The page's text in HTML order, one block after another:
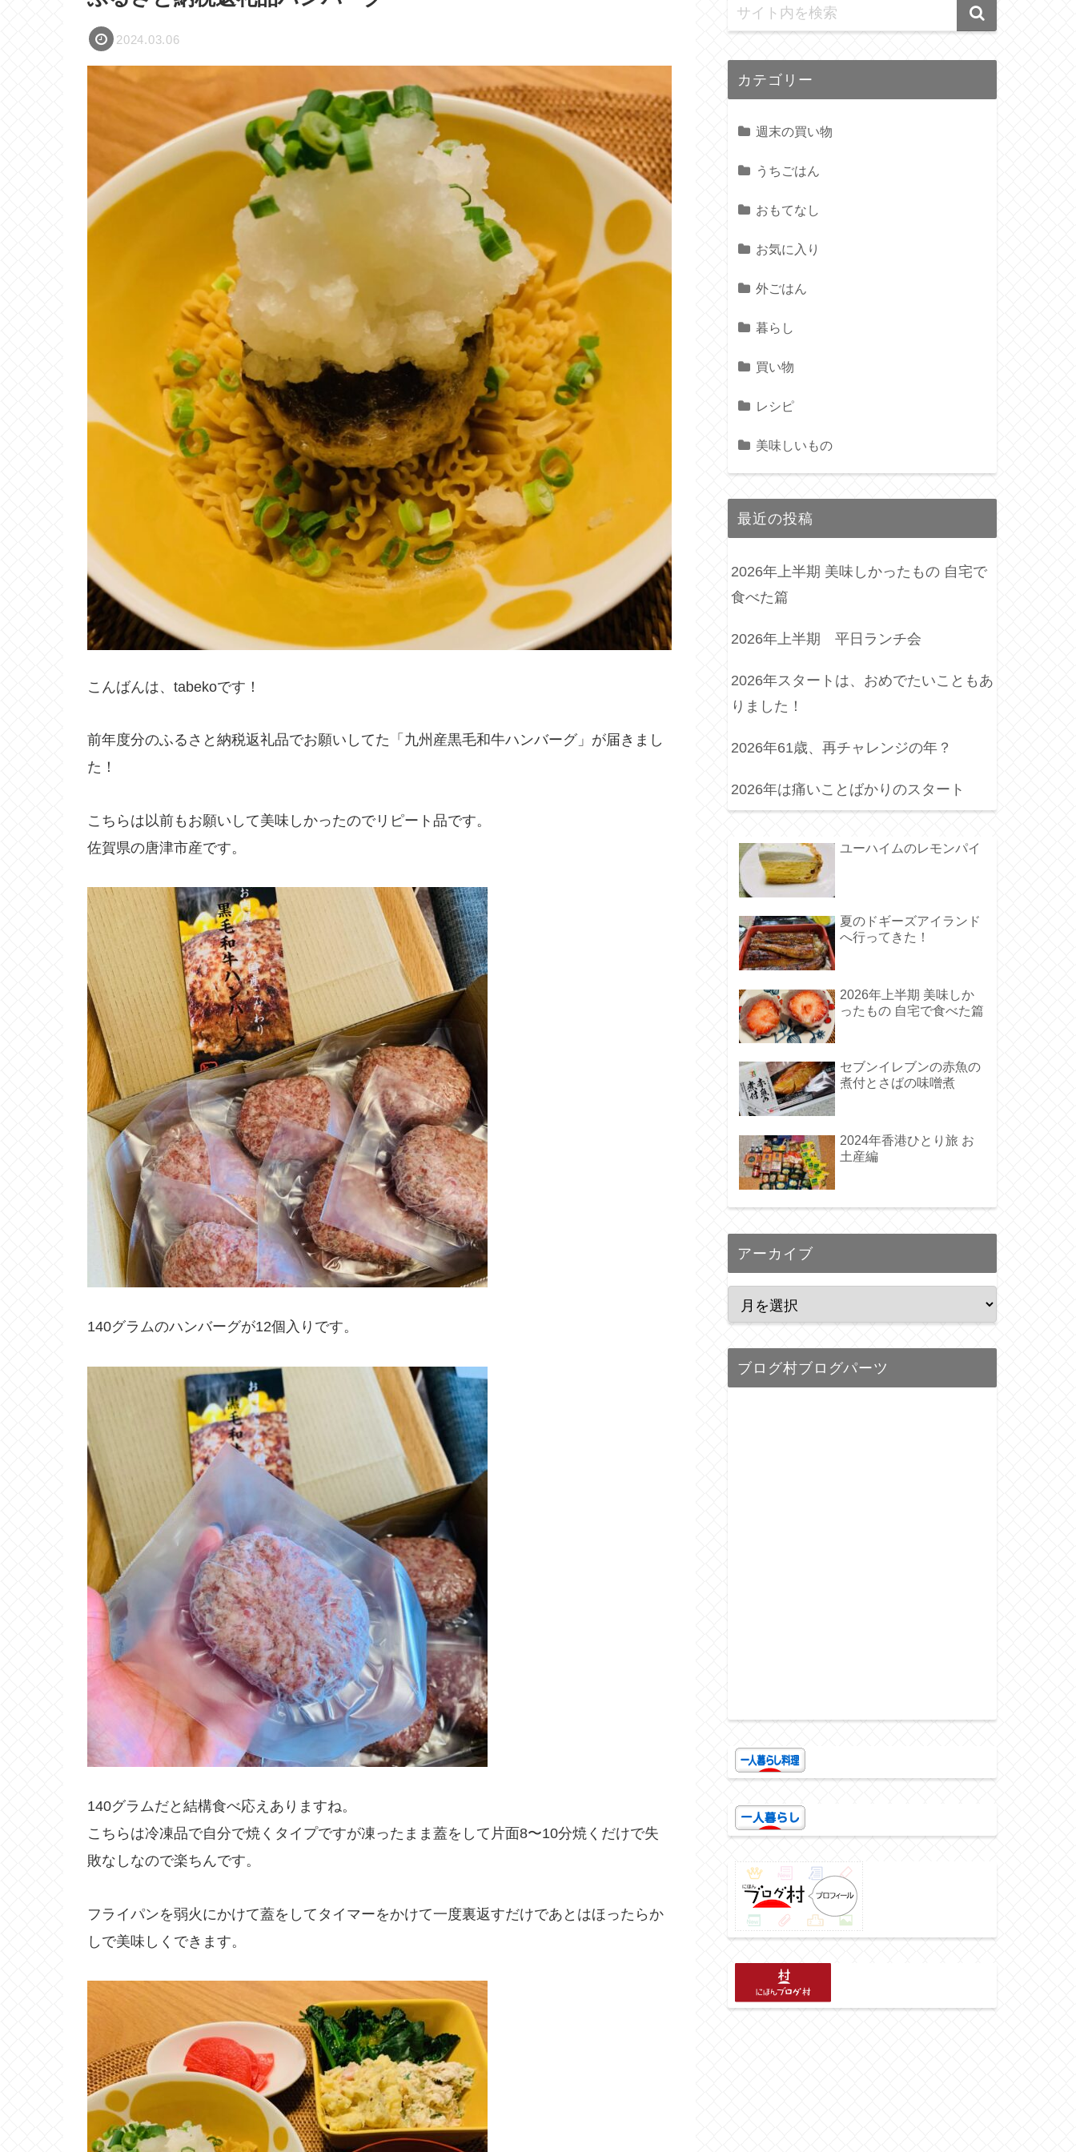
2024.03.06
こんばんは、tabekoです！
前年度分のふるさと納税返礼品でお願いしてた「九州産黒毛和牛ハンバーグ」が届きまし
た！
こちらは以前もお願いして美味しかったのでリピート品です。
佐賀県の唐津市産です。
140グラムのハンバーグが12個入りです。
140グラムだと結構食べ応えありますね。
こちらは冷凍品で自分で焼くタイプですが凍ったまま蓋をして片面8〜10分焼くだけで失
敗なしなので楽ちんです。
フライパンを弱火にかけて蓋をしてタイマーをかけて一度裏返すだけであとはほったらか
しで美味しくできます。
カテゴリー
週末の買い物
うちごはん
おもてなし
お気に入り
外ごはん
暮らし
買い物
レシピ
美味しいもの
最近の投稿
2026年上半期 美味しかったもの 自宅で
食べた篇
2026年上半期 平日ランチ会
2026年スタートは、おめでたいこともあ
りました！
2026年61歳、再チャレンジの年？
2026年は痛いことばかりのスタート
ユーハイムのレモンパイ
夏のドギーズアイランド
へ行ってきた！
2026年上半期 美味しか
ったもの 自宅で食べた篇
セブンイレブンの赤魚の
煮付とさばの味噌煮
2024年香港ひとり旅 お
土産編
アーカイブ
ブログ村ブログパーツ